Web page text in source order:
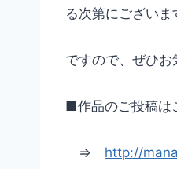
る次第にございま
ですので、ぜひお
■作品のご投稿は
⇒ http://